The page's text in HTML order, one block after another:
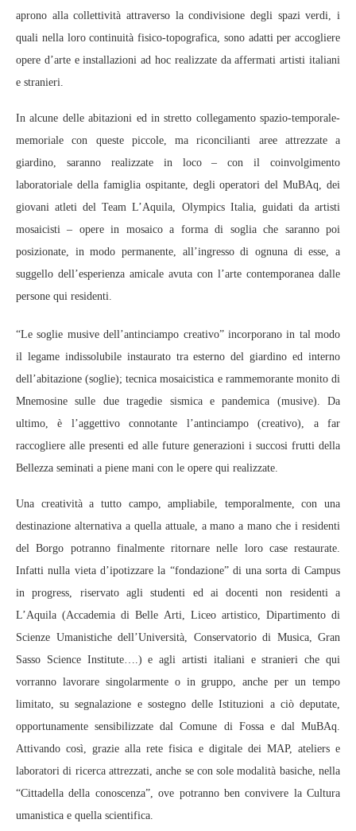
aprono alla collettività attraverso la condivisione degli spazi verdi, i
quali nella loro continuità fisico-topografica, sono adatti per accogliere
opere d’arte e installazioni ad hoc realizzate da affermati artisti italiani
e stranieri.
In alcune delle abitazioni ed in stretto collegamento spazio-temporale-
memoriale con queste piccole, ma riconcilianti aree attrezzate a
giardino, saranno realizzate in loco – con il coinvolgimento
laboratoriale della famiglia ospitante, degli operatori del MuBAq, dei
giovani atleti del Team L’Aquila, Olympics Italia, guidati da artisti
mosaicisti – opere in mosaico a forma di soglia che saranno poi
posizionate, in modo permanente, all’ingresso di ognuna di esse, a
suggello dell’esperienza amicale avuta con l’arte contemporanea dalle
persone qui residenti.
“Le soglie musive dell’antinciampo creativo” incorporano in tal modo
il legame indissolubile instaurato tra esterno del giardino ed interno
dell’abitazione (soglie); tecnica mosaicistica e rammemorante monito di
Mnemosine sulle due tragedie sismica e pandemica (musive). Da
ultimo, è l’aggettivo connotante l’antinciampo (creativo), a far
raccogliere alle presenti ed alle future generazioni i succosi frutti della
Bellezza seminati a piene mani con le opere qui realizzate.
Una creatività a tutto campo, ampliabile, temporalmente, con una
destinazione alternativa a quella attuale, a mano a mano che i residenti
del Borgo potranno finalmente ritornare nelle loro case restaurate.
Infatti nulla vieta d’ipotizzare la “fondazione” di una sorta di Campus
in progress, riservato agli studenti ed ai docenti non residenti a
L’Aquila (Accademia di Belle Arti, Liceo artistico, Dipartimento di
Scienze Umanistiche dell’Università, Conservatorio di Musica, Gran
Sasso Science Institute….) e agli artisti italiani e stranieri che qui
vorranno lavorare singolarmente o in gruppo, anche per un tempo
limitato, su segnalazione e sostegno delle Istituzioni a ciò deputate,
opportunamente sensibilizzate dal Comune di Fossa e dal MuBAq.
Attivando così, grazie alla rete fisica e digitale dei MAP, ateliers e
laboratori di ricerca attrezzati, anche se con sole modalità basiche, nella
“Cittadella della conoscenza”, ove potranno ben convivere la Cultura
umanistica e quella scientifica.